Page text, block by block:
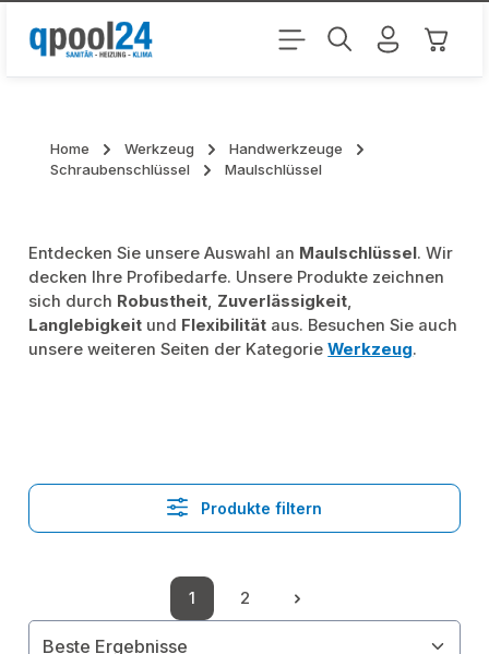
Zum Hauptinhalt springen
Home Werkzeug
Handwerkzeuge
Schraubenschlüssel
Maulschlüssel
Entdecken Sie unsere Auswahl an Maulschlüssel. Wir
decken Ihre Profibedarfe. Unsere Produkte zeichnen
sich durch Robustheit, Zuverlässigkeit,
Langlebigkeit und Flexibilität aus. Besuchen Sie auch
unsere weiteren Seiten der KategorieWerkzeug.
Produkte filtern
Seite
1
Seite
2